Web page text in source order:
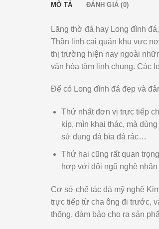
MÔ TẢ ĐÁNH GIÁ (0)
Lăng thờ đá hay Long đình
Thần linh cai quản khu vực
thị trường hiện nay ngoài
văn hóa tâm linh chung. Các
Để có Long đình đá đẹp và
Thứ nhất đơn vị trực tiếp
kíp, mìn khai thác, mà
sử dụng đá bìa đá rác…
Thứ hai cũng rất quan
hợp với đội ngũ nghệ
Cơ sở chế tác đá mỹ nghệ
trực tiếp từ cha ông đi trước,
thống, đảm bảo cho ra sản